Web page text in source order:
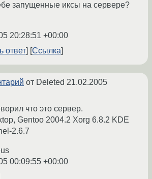
запущенные иксы на сервере?
20:28:51 +00:00
ответ
Ссылка
от Deleted 21.02.2005
что это сервер.
Gentoo 2004.2 Xorg 6.8.2 KDE
2.6.7
00:09:55 +00:00